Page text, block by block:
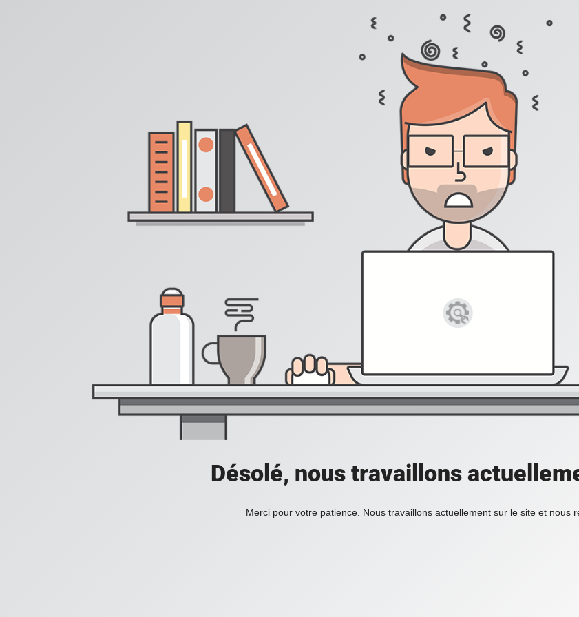
Désolé, nous travaillons
Merci pour votre patience. Nous travaillons actuellement sur le site et nous